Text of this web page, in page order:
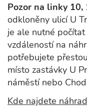
Pozor na linky 10,
odkloněny ulicí U
je ale nutné
vzdáleností na
potřebujete
místo zastávky U
náměstí nebo
Kde najdete